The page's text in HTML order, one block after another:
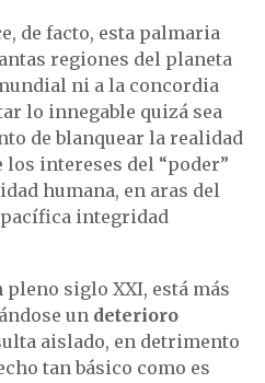
de facto, esta palmaria
regiones del planeta
ni a la concordia
lo innegable quizá sea
de blanquear la realidad
los intereses del “poder”
humana, en aras del
integridad
siglo XXI, está más
un deterioro
aislado, en detrimento
tan básico como es